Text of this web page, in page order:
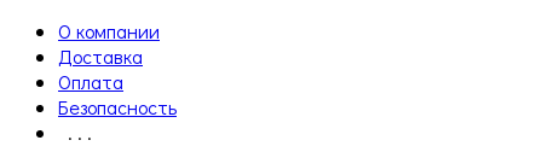
О компании
Доставка
Оплата
Безопасность
. . .